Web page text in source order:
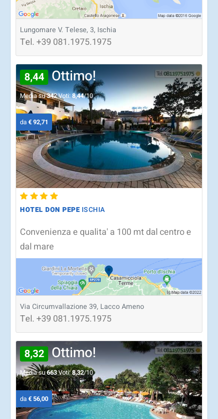
Lungomare V. Telese, 3, Ischia
Tel.+39 081.1975.1975
8,44 Ottimo!
Media su342Voti:8,44/10
da€ 92,71
HOTEL DON PEPE ISCHIA
Convenienza e qualita' a 100 mt dal centro e
dal mare
Via Circumvallazione 39, Lacco Ameno
Tel.+39 081.1975.1975
8,32 Ottimo!
Media su663Voti:8,32/10
da€ 56,00